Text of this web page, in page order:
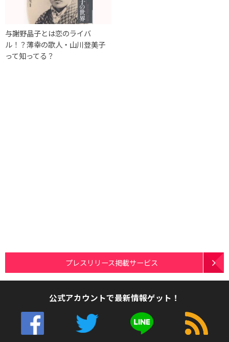
与謝野晶子とは恋のライバ
ル！？薄幸の歌人・山川登美子
って知ってる？
プレスリリース掲載サービス
公式アカウントで最新情報ゲット！